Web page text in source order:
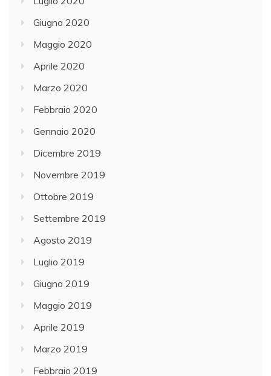
Giugno 2020
Maggio 2020
Aprile 2020
Marzo 2020
Febbraio 2020
Gennaio 2020
Dicembre 2019
Novembre 2019
Ottobre 2019
Settembre 2019
Agosto 2019
Luglio 2019
Giugno 2019
Maggio 2019
Aprile 2019
Marzo 2019
Febbraio 2019